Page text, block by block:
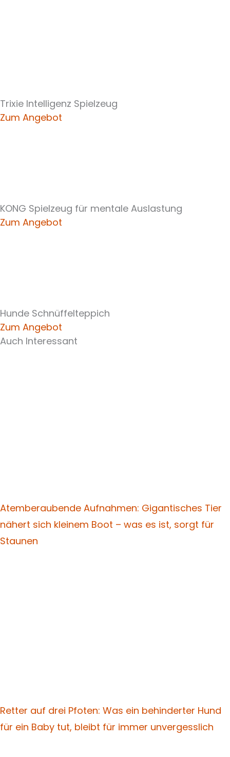
Trixie Intelligenz Spielzeug
Zum Angebot
KONG Spielzeug für mentale Auslastung
Zum Angebot
Hunde Schnüffelteppich
Zum Angebot
Auch Interessant
Atemberaubende Aufnahmen: Gigantisches Tier
nähert sich kleinem Boot – was es ist, sorgt für
Staunen
Retter auf drei Pfoten: Was ein behinderter Hund
für ein Baby tut, bleibt für immer unvergesslich